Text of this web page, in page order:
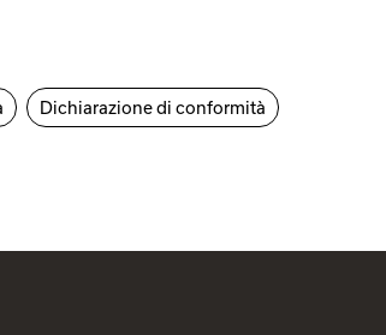
Dichiarazione di conformità